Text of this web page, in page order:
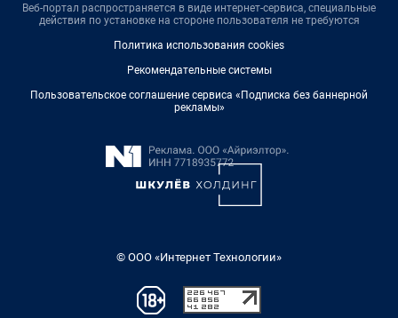
Веб-портал распространяется в виде интернет-сервиса, специальные
действия по установке на стороне пользователя не требуются
Политика использования cookies
Рекомендательные системы
Пользовательское соглашение сервиса «Подписка без баннерной
рекламы»
© ООО «Интернет Технологии»